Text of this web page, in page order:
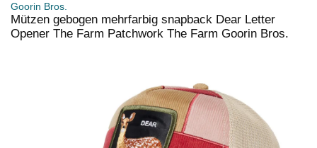
Goorin Bros.
Mützen gebogen mehrfarbig snapback Dear Letter
Opener The Farm Patchwork The Farm Goorin Bros.